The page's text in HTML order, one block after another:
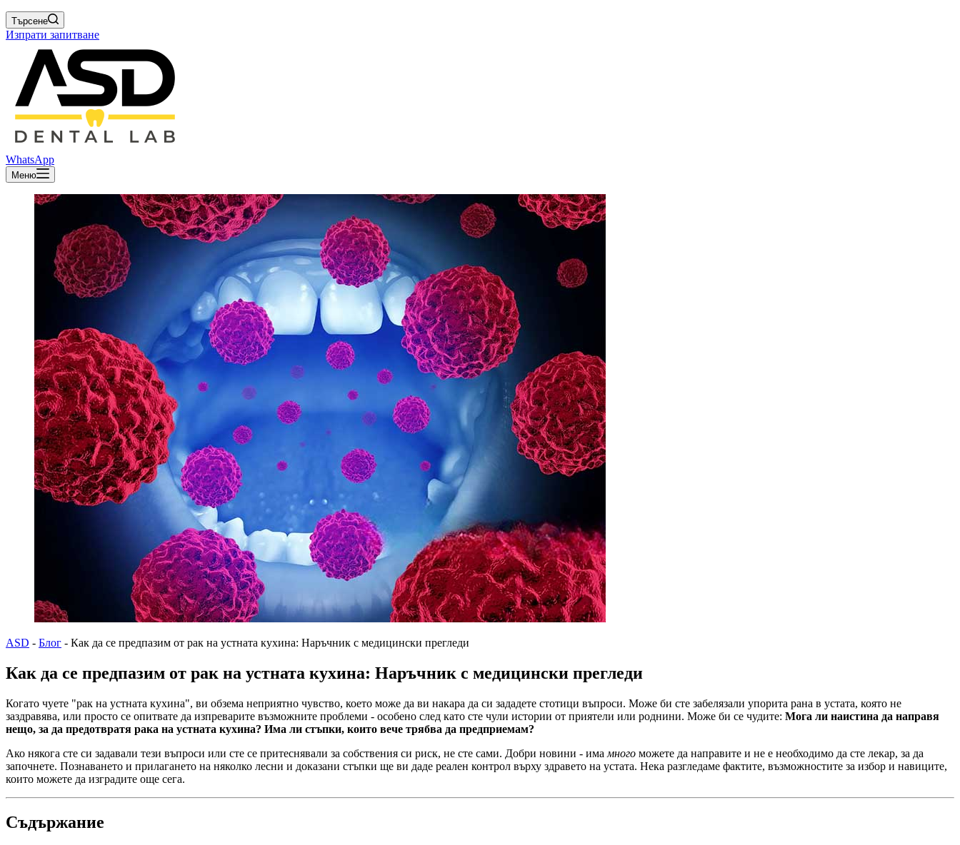
Търсене
Изпрати запитване
WhatsApp
Меню
ASD - Блог - Как да се предпазим от рак на устната кухина: Наръчник с медицински прегледи
Как да се предпазим от рак на устната кухина: Наръчник с медицински прегледи
Когато чуете "рак на устната кухина", ви обзема неприятно чувство, което може да ви накара да си зададете стотици въпроси. Може би сте забелязали упорита рана в устата, която не
заздравява, или просто се опитвате да изпреварите възможните проблеми - особено след като сте чули истории от приятели или роднини. Може би се чудите: Мога ли наистина да направя
нещо, за да предотвратя рака на устната кухина? Има ли стъпки, които вече трябва да предприемам?
Ако някога сте си задавали тези въпроси или сте се притеснявали за собствения си риск, не сте сами. Добри новини - има много можете да направите и не е необходимо да сте лекар, за да
започнете. Познаването и прилагането на няколко лесни и доказани стъпки ще ви даде реален контрол върху здравето на устата. Нека разгледаме фактите, възможностите за избор и навиците,
които можете да изградите още сега.
Съдържание